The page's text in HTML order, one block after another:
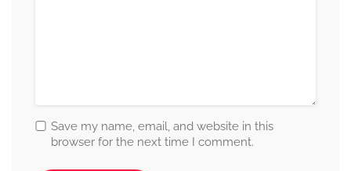
Save my name, email, and website in this
browser for the next time I comment.